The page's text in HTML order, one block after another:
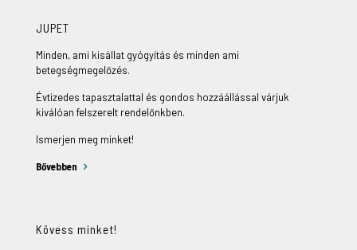
JUPET
Minden, ami kisállat gyógyítás és minden ami
betegségmegelőzés.
Évtizedes tapasztalattal és gondos hozzáállással várjuk
kiválóan felszerelt rendelőnkben.
Ismerjen meg minket!
Bővebben
Kövess minket!